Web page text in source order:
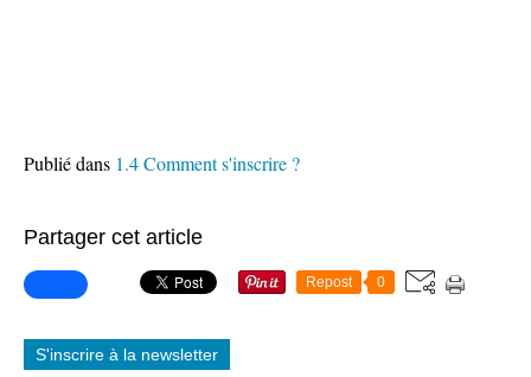
Publié dans 1.4 Comment s'inscrire ?
Partager cet article
Repost 0
S'inscrire à la newsletter